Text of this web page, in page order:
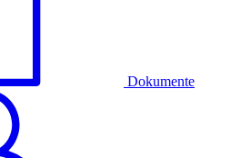
Dokumente